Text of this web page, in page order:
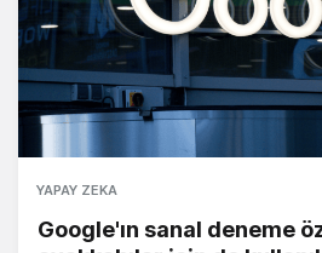
YAPAY ZEKA
Google'ın sanal deneme